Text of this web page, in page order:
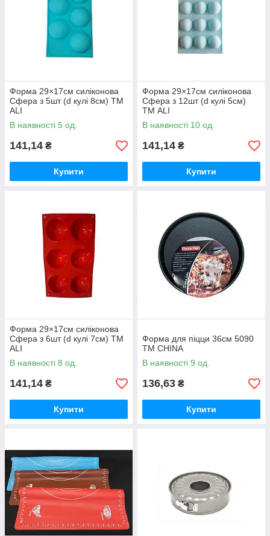
Форма 29×17см силіконова
Сфера з 5шт (d кулі 8см) ТМ
ALI
В наявності 5 од.
141,14 ₴
Купити
Форма 29×17см силіконова
Сфера з 12шт (d кулі 5см)
ТМ ALI
В наявності 10 од.
141,14 ₴
Купити
Форма 29×17см силіконова
Сфера з 6шт (d кулі 7см) ТМ
ALI
В наявності 8 од.
141,14 ₴
Купити
Форма для піцци 36см 5090
ТМ CHINA
В наявності 9 од.
136,63 ₴
Купити